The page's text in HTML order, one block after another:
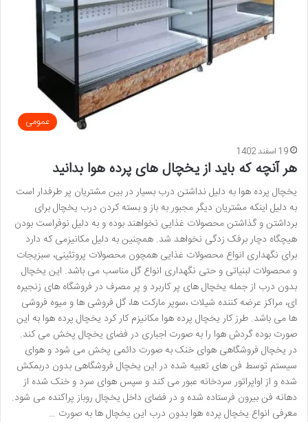
عمومی
19 اسفند 1402
هر آنچه که باید از یخچال های پرده هوا بدانید
یخچال پرده هوا به دلیل نداشتن درب بسیار در بین مشتریان پر طرفدار است
به دلیل اینکه مشتریان دیگر مجبور به باز و بسته کردن درب یخچال برای
برداشتن و گذاشتن محصولات غذایی نخواهند بوده و به دلیل نوفراست بودن
هیچگاه دچار برفک زدگی نخواهد شد. همچنین به دلیل مکانیزمی که دارد
برای نگهداری انواع محصولات غذایی همچون محصولات پروتئینی، سبزیجات
و محصولات لبنیاتی و حتی نگهداری انواع گل مناسب می باشد. این یخچال
بدون درب از جمله یخچال های پر کاربرد و پر مصرف در فروشگاه های زنجیره
ای، مراکز عرضه کننده شیلات ،سوپر مارکت ها، گل فروشی ها و میوه فروشی
ها می باشد. طرز کار یخچال پرده هوا مکانیزم کار کرد یخچال پرده هوا به این
صورت بوده گردش هوا را به صورت اجباری در فضای یخچال پخش می کند.
در یخچال فروشگاهی هوای خنک به صورت دائمی پخش می شود و هوای
سیستم توسط فن های تعبیه شده در این یخچال فروشگاهی بدون دربمکش
شده و از اواپراتور سردخانه عبور می کند و سپس هوای سرد و خنک شده از
دهانه فن بیرون فرستاده شده و در فضای داخل یخچال روباز پراکنده می شود.
معرفی انواع یخچال پرده هوا بدون درب این یخچال ها به صورت …